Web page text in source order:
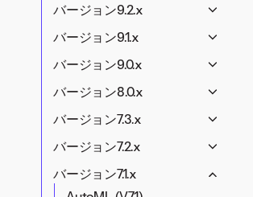
V11.1.1
V11.1.2
V11.1.3
V11.1.5
V11.1.6
V11.1.7
V11.1.8
V11.1.9
ス
V11.0.4
V11.0.3
V11.0.1
ス
V10.2.6
V10.2.5
V10.2.4
V10.2.2
V10.2.1
V10.1.2
V10.1.1
ス
V10.0.3
V10.0.2
バージョン9.2.x
データ、モデリング、アプ
コードファースト（V9.2）
MLOpsと予測（V9.2）
V9.2メンテナンスリリー
ス
V9.2.7
V9.2.6
バージョン9.1.x
データ、モデリング、アプ
コードファースト（V9.1）
MLOpsと予測（V9.1）
V9.1メンテナンスリリー
ス
V9.1.1
バージョン9.0.x
データ（V9.0）
MLOps（V9.0）
プラットフォーム（V9.0）
バージョン8.0.x
AutoML (V8.0)
バージョン7.3.x
AutoML (V7.3)
バージョン7.2.x
AutoML (V7.2)
時系列（V7.2）
バージョン7.1.x